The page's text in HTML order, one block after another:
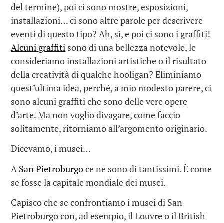
del termine), poi ci sono mostre, esposizioni,
installazioni… ci sono altre parole per descrivere
eventi di questo tipo? Ah, sì, e poi ci sono i graffiti!
Alcuni graffiti sono di una bellezza notevole, le
consideriamo installazioni artistiche o il risultato
della creatività di qualche hooligan? Eliminiamo
quest’ultima idea, perché, a mio modesto parere, ci
sono alcuni graffiti che sono delle vere opere
d’arte. Ma non voglio divagare, come faccio
solitamente, ritorniamo all’argomento originario.
Dicevamo, i musei…
A San Pietroburgoce ne sono di tantissimi. È come
se fosse la capitale mondiale dei musei.
Capisco che se confrontiamo i musei di San
Pietroburgo con, ad esempio, il Louvre o il British